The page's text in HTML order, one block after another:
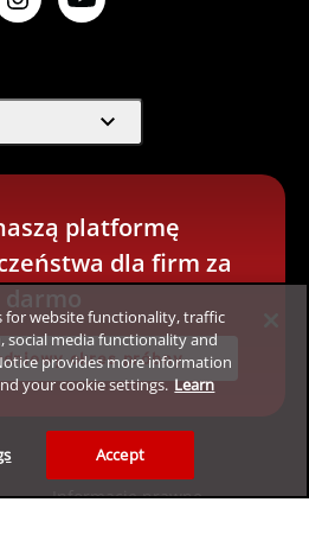
expand_more
platformę
dla firm za
okres próbny
Informacje prawne
for website functionality, traffic
social media functionality and
provides more information
your cookie settings. Learn
Accept